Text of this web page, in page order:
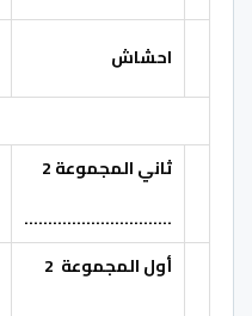
احشاش
ثاني المجموعة 2
………………………….
أول المجموعة 2